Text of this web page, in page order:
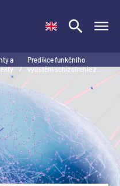
a
/
Predikce funkčního
vyústění schizofrenie z…